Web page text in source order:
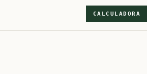
CALCULADORA